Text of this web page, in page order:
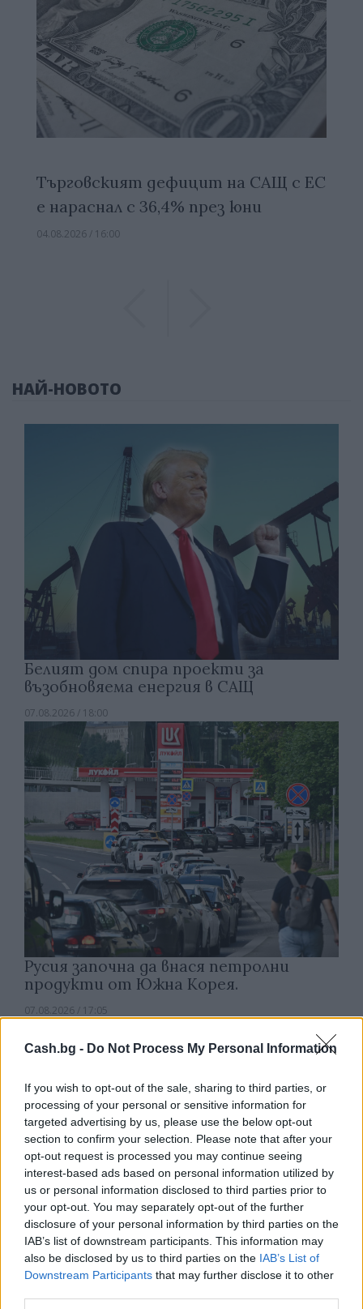
Cash.bg - Do Not Process My Personal Information
If you wish to opt-out of the sale, sharing to third parties, or
processing of your personal or sensitive information for
targeted advertising by us, please use the below opt-out
section to confirm your selection. Please note that after your
opt-out request is processed you may continue seeing
interest-based ads based on personal information utilized by
us or personal information disclosed to third parties prior to
your opt-out. You may separately opt-out of the further
disclosure of your personal information by third parties on the
IAB’s list of downstream participants. This information may
also be disclosed by us to third parties on the IAB’s List of
Downstream Participants that may further disclose it to other
Търговският дефицит на САЩ с ЕС
е нараснал с 36,4% през юни
04.08.2026 / 16:00
НАЙ-НОВОТО
Белият дом спира проекти за
възобновяема енергия в САЩ
07.08.2026 / 18:00
Русия започна да внася петролни
продукти от Южна Корея.
07.08.2026 / 17:05
Древен храм на почти 900 години
откриха под кафене за сладолед в
Полша